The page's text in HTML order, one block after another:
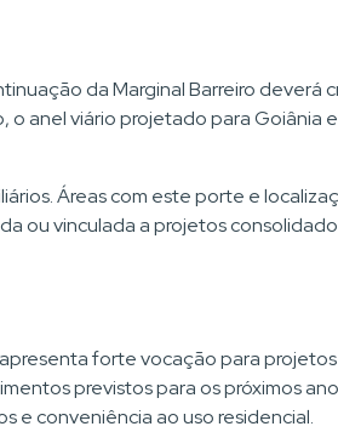
da Marginal Barreiro deverá
anel viário projetado para Goiânia
Áreas com este porte e
vinculada a projetos
forte vocação para
previstos para os próximos
e conveniência ao uso residencial.